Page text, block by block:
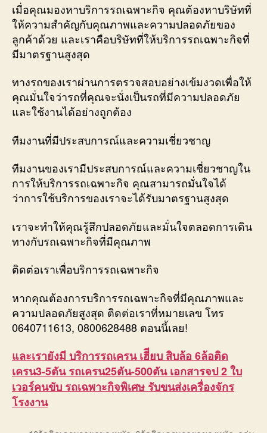
เมื่อคุณมองหาบริการรถเฉพาะกิจ คุณต้องหาบริษัทที่
ให้ความสำคัญกับคุณภาพและความปลอดภัยของ
ลูกค้าด้วย และเราคือบริษัทที่ให้บริการรถเฉพาะกิจที่
มีมาตรฐานสูงสุด
ทางรถของเราผ่านการตรวจสอบอย่างเข้มงวดเพื่อให้
คุณมั่นใจว่ารถที่คุณจะนั่งเป็นรถที่มีความปลอดภัย
และใช้งานได้อย่างถูกต้อง
ทีมงานที่มีประสบการณ์และความเชี่ยวชาญ
ทีมงานของเรามีประสบการณ์และความเชี่ยวชาญใน
การให้บริการรถเฉพาะกิจ คุณสามารถมั่นใจได้
ว่าการใช้บริการของเราจะได้รับมาตรฐานสูงสุด
เราจะทำให้คุณรู้สึกปลอดภัยและมั่นใจตลอดการเดิน
ทางกับรถเฉพาะกิจที่มีคุณภาพ
ติดต่อเราเพื่อบริการรถเฉพาะกิจ
หากคุณต้องการบริการรถเฉพาะกิจที่มีคุณภาพและ
ความปลอดภัยสูงสุด ติดต่อเราที่หมายเลข โทร
0640711613, 0800628488 ตอนนี้เลย!
และเรายังมี บริการรถเครน เฮีียบ สิบล้อ 6ล้อติด
เครน3-5ตัน รถเครน25ตัน-500ตัน เอกสารจป 2 ใบ
เวอร์คนขับ รถเฉพาะกิจพิเศษ รับขนส่งเครื่องจักร
โรงงาน